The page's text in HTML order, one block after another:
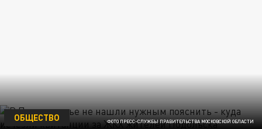
ФОТО ПРЕСС-СЛУЖБЫ ПРАВИТЕЛЬСТВА МОСКОВСКОЙ ОБЛАСТИ
ОБЩЕСТВО